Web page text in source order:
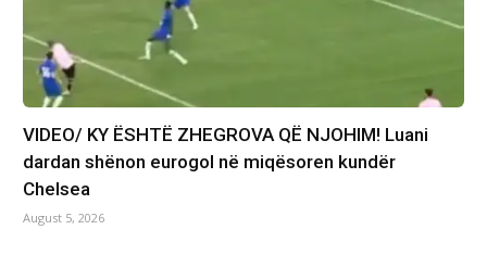
VIDEO/ KY ËSHTË ZHEGROVA QË NJOHIM! Luani
dardan shënon eurogol në miqësoren kundër
Chelsea
August 5, 2026